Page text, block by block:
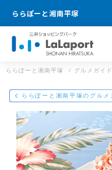
ららぽーと湘南平塚
ららぽーと湘南平
住所 ：
〒〒254-8510 神奈川
【飲食店 営業時間】
フードコート：10：00
レストランゾーン：
店舗情報
ホノルル食堂 DaCafe
ららぽーと湘南平塚
神奈川県平塚市天沼10-1
https://mitsui-shopping-
034000000032110/
ららぽーと湘南平塚 グルメガイド
ららぽーと湘南平塚のグルメ